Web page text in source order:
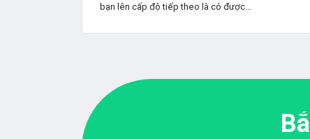
bạn lên cấp độ tiếp theo là có được...